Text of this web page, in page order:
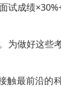
试成绩
做好这些
最前沿的